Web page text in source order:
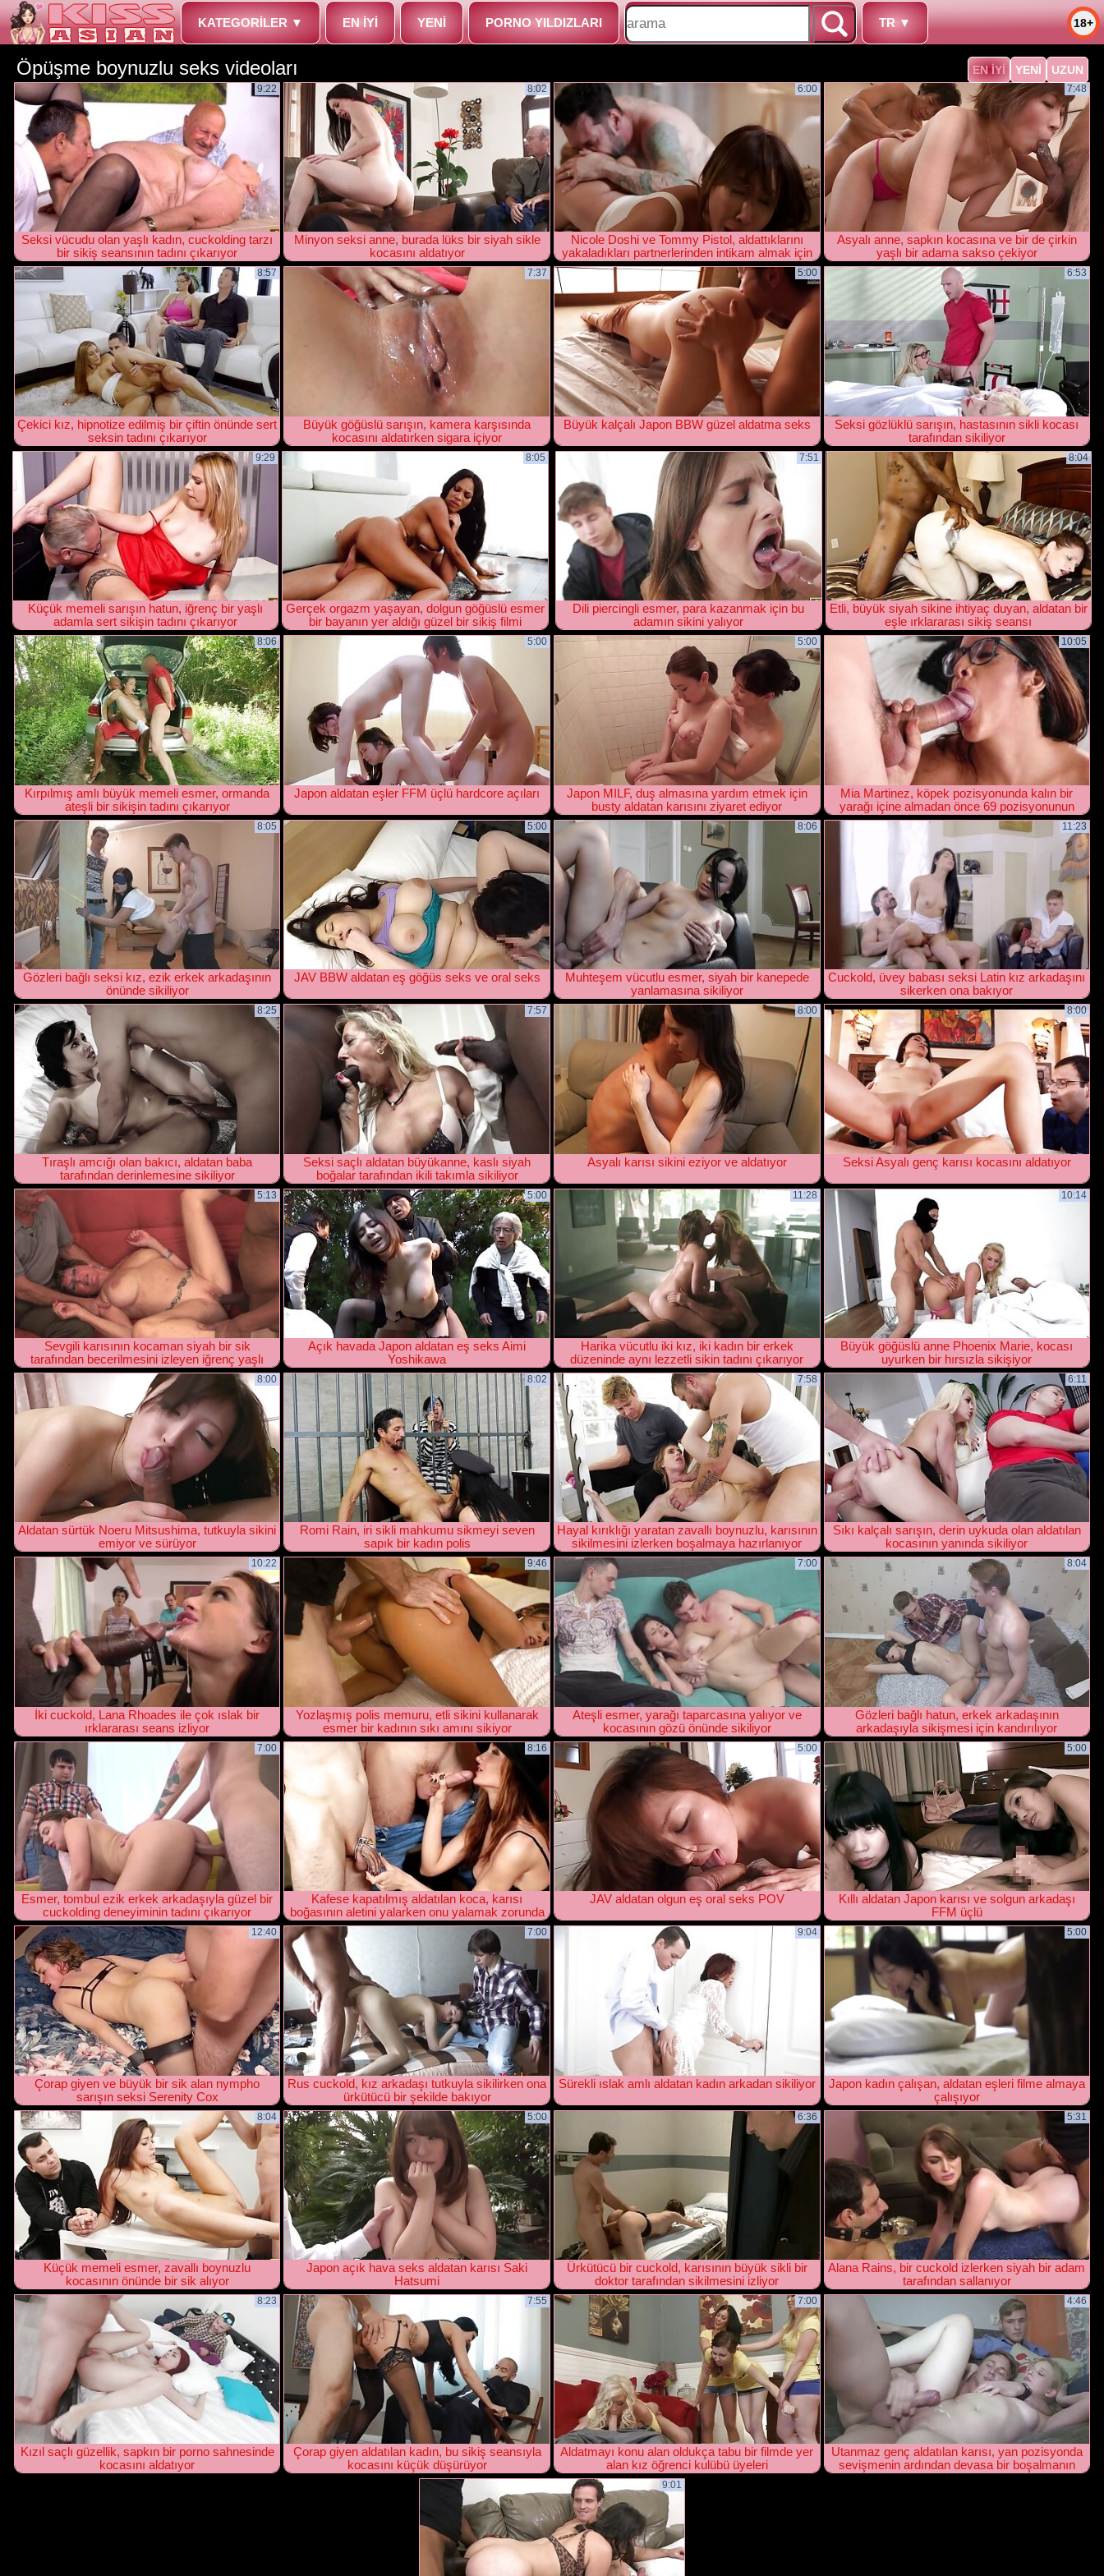
18+
KATEGORILER ▼ EN IYI YENI PORNO YILDIZLARI TR ▼
öpüşme boynuzlu seks videoları EN IYI YENI UZUN
Seksi vücudu olan yaşlı kadın, cuckolding tarzı
bir sikiş seansının tadını çıkarıyor
9:22
Minyon seksi anne, burada lüks bir siyah sikle
kocasını aldatıyor
8:02
Nicole Doshi ve Tommy Pistol, aldattıklarını
yakaladıkları partnerlerinden intikam almak için
sevişiyorlar
6:00
Asyalı anne, sapkın kocasına ve bir de çirkin
yaşlı bir adama sakso çekiyor
7:48
Çekici kız, hipnotize edilmiş bir çiftin önünde sert
seksin tadını çıkarıyor
8:57
Büyük göğüslü sarışın, kamera karşısında
kocasını aldatırken sigara içiyor
7:37
Büyük kalçalı Japon BBW güzel aldatma seks
5:00
Seksi gözlüklü sarışın, hastasının sikli kocası
tarafından sikiliyor
6:53
Küçük memeli sarışın hatun, iğrenç bir yaşlı
adamla sert sikişin tadını çıkarıyor
9:29
Gerçek orgazm yaşayan, dolgun göğüslü esmer
bir bayanın yer aldığı güzel bir sikiş filmi
8:05
Dili piercingli esmer, para kazanmak için bu
adamın sikini yalıyor
7:51
Etli, büyük siyah sikine ihtiyaç duyan, aldatan bir
eşle ırklararası sikiş seansı
8:04
Kırpılmış amlı büyük memeli esmer, ormanda
ateşli bir sikişin tadını çıkarıyor
8:06
Japon aldatan eşler FFM üçlü hardcore açıları
5:00
Japon MILF, duş almasına yardım etmek için
busty aldatan karısını ziyaret ediyor
5:00
Mia Martinez, köpek pozisyonunda kalın bir
yarağı içine almadan önce 69 pozisyonunun
tadını çıkarıyor
10:05
Gözleri bağlı seksi kız, ezik erkek arkadaşının
önünde sikiliyor
8:05
JAV BBW aldatan eş göğüs seks ve oral seks
5:00
Muhteşem vücutlu esmer, siyah bir kanepede
yanlamasına sikiliyor
8:06
Cuckold, üvey babası seksi Latin kız arkadaşını
sikerken ona bakıyor
11:23
Tıraşlı amcığı olan bakıcı, aldatan baba
tarafından derinlemesine sikiliyor
8:25
Seksi saçlı aldatan büyükanne, kaslı siyah
boğalar tarafından ikili takımla sikiliyor
7:57
Asyalı karısı sikini eziyor ve aldatıyor
8:00
Seksi Asyalı genç karısı kocasını aldatıyor
8:00
Sevgili karısının kocaman siyah bir sik
tarafından becerilmesini izleyen iğrenç yaşlı
boynuzlu
5:13
Açık havada Japon aldatan eş seks Aimi
Yoshikawa
5:00
Harika vücutlu iki kız, iki kadın bir erkek
düzeninde aynı lezzetli sikin tadını çıkarıyor
11:28
Büyük göğüslü anne Phoenix Marie, kocası
uyurken bir hırsızla sikişiyor
10:14
Aldatan sürtük Noeru Mitsushima, tutkuyla sikini
emiyor ve sürüyor
8:00
Romi Rain, iri sikli mahkumu sikmeyi seven
sapık bir kadın polis
8:02
Hayal kırıklığı yaratan zavallı boynuzlu, karısının
sikilmesini izlerken boşalmaya hazırlanıyor
7:58
Sıkı kalçalı sarışın, derin uykuda olan aldatılan
kocasının yanında sikiliyor
6:11
İki cuckold, Lana Rhoades ile çok ıslak bir
ırklararası seans izliyor
10:22
Yozlaşmış polis memuru, etli sikini kullanarak
esmer bir kadının sıkı amını sikiyor
9:46
Ateşli esmer, yarağı taparcasına yalıyor ve
kocasının gözü önünde sikiliyor
7:00
Gözleri bağlı hatun, erkek arkadaşının
arkadaşıyla sikişmesi için kandırılıyor
8:04
Esmer, tombul ezik erkek arkadaşıyla güzel bir
cuckolding deneyiminin tadını çıkarıyor
7:00
Kafese kapatılmış aldatılan koca, karısı
boğasının aletini yalarken onu yalamak zorunda
kalıyor
8:16
JAV aldatan olgun eş oral seks POV
5:00
Kıllı aldatan Japon karısı ve solgun arkadaşı
FFM üçlü
5:00
Çorap giyen ve büyük bir sik alan nympho
sarışın seksi Serenity Cox
12:40
Rus cuckold, kız arkadaşı tutkuyla sikilirken ona
ürkütücü bir şekilde bakıyor
7:00
Sürekli ıslak amlı aldatan kadın arkadan sikiliyor
9:04
Japon kadın çalışan, aldatan eşleri filme almaya
çalışıyor
5:00
Küçük memeli esmer, zavallı boynuzlu
kocasının önünde bir sik alıyor
8:04
Japon açık hava seks aldatan karısı Saki
Hatsumi
5:00
Ürkütücü bir cuckold, karısının büyük sikli bir
doktor tarafından sikilmesini izliyor
6:36
Alana Rains, bir cuckold izlerken siyah bir adam
tarafından sallanıyor
5:31
Kızıl saçlı güzellik, sapkın bir porno sahnesinde
kocasını aldatıyor
8:23
Çorap giyen aldatılan kadın, bu sikiş seansıyla
kocasını küçük düşürüyor
7:55
Aldatmayı konu alan oldukça tabu bir filmde yer
alan kız öğrenci kulübü üyeleri
7:00
Utanmaz genç aldatılan karısı, yan pozisyonda
sevişmenin ardından devasa bir boşalmanın
4:46
9:01